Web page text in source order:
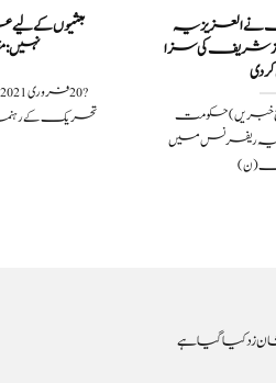
العزیزیہ
شریف کی سزا
دی
2023لاہور: (سچ خبریں) حکومت
ریفرنس میں
(ن)
بعثیوں کے
تحریک کے رہنما
زد کیا گیا ہے